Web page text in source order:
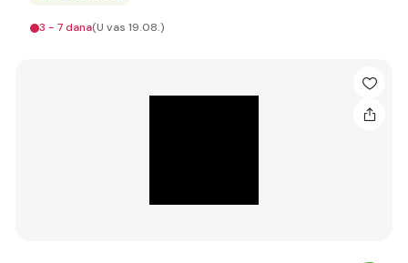
3 - 7 dana(U vas 19.08.)